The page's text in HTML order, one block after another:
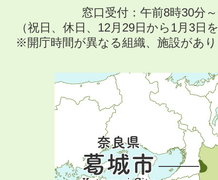
窓口受付：午前8時30分
（祝日、休日、12月29日から1月3日
※開庁時間が異なる組織、施設があ